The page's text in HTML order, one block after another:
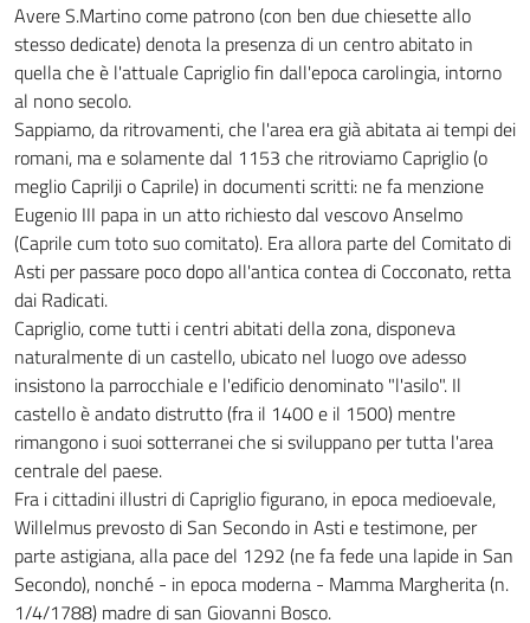
Avere S.Martino come patrono (con ben due chiesette allo
stesso dedicate) denota la presenza di un centro abitato in
quella che è l'attuale Capriglio fin dall'epoca carolingia, intorno
al nono secolo.
Sappiamo, da ritrovamenti, che l'area era già abitata ai tempi dei
romani, ma e solamente dal 1153 che ritroviamo Capriglio (o
meglio Caprilji o Caprile) in documenti scritti: ne fa menzione
Eugenio III papa in un atto richiesto dal vescovo Anselmo
(Caprile cum toto suo comitato). Era allora parte del Comitato di
Asti per passare poco dopo all'antica contea di Cocconato, retta
dai Radicati.
Capriglio, come tutti i centri abitati della zona, disponeva
naturalmente di un castello, ubicato nel luogo ove adesso
insistono la parrocchiale e l'edificio denominato "l'asilo". Il
castello è andato distrutto (fra il 1400 e il 1500) mentre
rimangono i suoi sotterranei che si sviluppano per tutta l'area
centrale del paese.
Fra i cittadini illustri di Capriglio figurano, in epoca medioevale,
Willelmus prevosto di San Secondo in Asti e testimone, per
parte astigiana, alla pace del 1292 (ne fa fede una lapide in San
Secondo), nonché - in epoca moderna - Mamma Margherita (n.
1/4/1788) madre di san Giovanni Bosco.